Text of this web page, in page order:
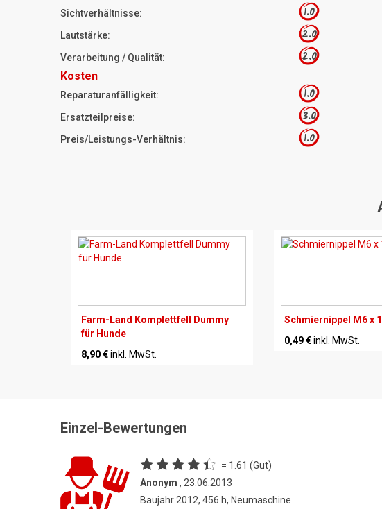
Sichtverhältnisse: 1.0
Lautstärke: 2.0
Verarbeitung / Qualität: 2.0
Kosten
Reparaturanfälligkeit: 1.0
Ersatzteilpreise: 3.0
Preis/Leistungs-Verhältnis: 1.0
Farm-Land Komplettfell Dummy
für Hunde
8,90 €inkl. MwSt.
Schmiernippel M6 x
0,49 € inkl. MwSt.
Einzel-Bewertungen
= 1.61 (Gut)
Anonym , 23.06.2013
Baujahr 2012, 456 h, Neumaschine